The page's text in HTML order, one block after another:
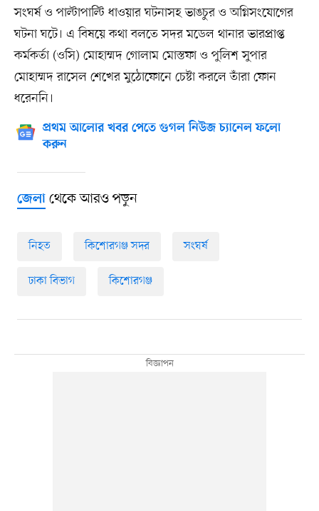
সংঘর্ষ ও পাল্টাপাল্টি ধাওয়ার ঘটনাসহ ভাঙচুর ও অগ্নিসংযোগের
ঘটনা ঘটে। এ বিষয়ে কথা বলতে সদর মডেল থানার ভারপ্রাপ্ত
কর্মকর্তা (ওসি) মোহাম্মদ গোলাম মোস্তফা ও পুলিশ সুপার
মোহাম্মদ রাসেল শেখের মুঠোফোনে চেষ্টা করলে তাঁরা ফোন
ধরেননি।
প্রথম আলোর খবর পেতে গুগল নিউজ চ্যানেল ফলো
করুন
জেলাথেকে আরও পড়ুন
নিহত কিশোরগঞ্জ সদর সংঘর্ষ
ঢাকা বিভাগ কিশোরগঞ্জ